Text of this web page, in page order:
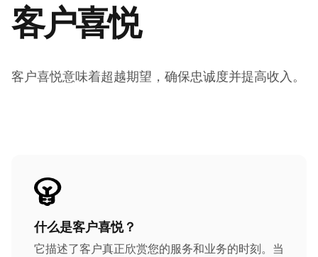
客户喜悦
客户喜悦意味着超越期望，确保忠诚度并提高收入。
什么是客户喜悦？
它描述了客户真正欣赏您的服务和业务的时刻。当